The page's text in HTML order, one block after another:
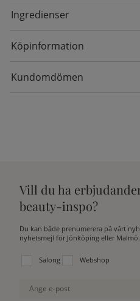
Ingredienser
Köpinformation
Kundomdömen
Vill du ha
beauty-inspo?
Du kan både prenumerera på vårt
nyhetsmejl för Jönköping eller Malmö.
Välj vilken lista du vill prenumerera på:
Salong Webshop
Ange e-post